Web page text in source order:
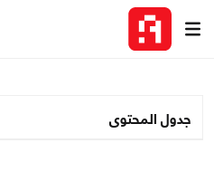
جدول المحتوى